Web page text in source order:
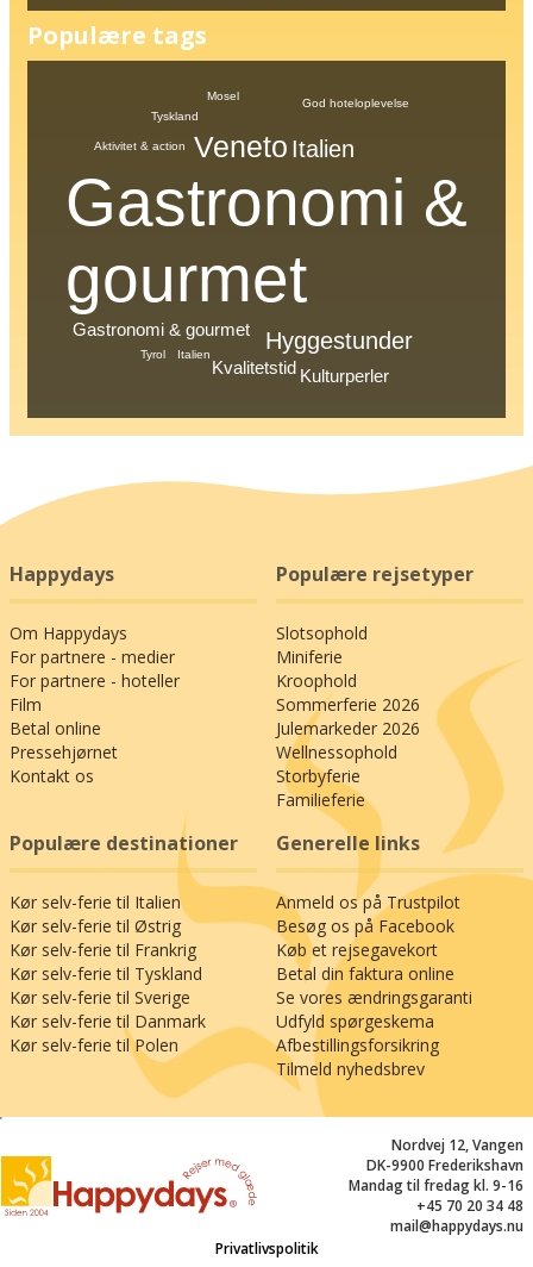
Populære tags
Gastronomi &
gourmet
Veneto Italien
Hyggestunder
Gastronomi & gourmet
Kvalitetstid Kulturperler
Aktivitet & action
God hoteloplevelse
Tyskland
Italien
Tyrol
Mosel
Happydays
Om Happydays
For partnere - medier
For partnere - hoteller
Film
Betal online
Pressehjørnet
Kontakt os
Populære rejsetyper
Slotsophold
Miniferie
Kroophold
Sommerferie 2026
Julemarkeder 2026
Wellnessophold
Storbyferie
Familieferie
Populære destinationer
Kør selv-ferie til Italien
Kør selv-ferie til Østrig
Kør selv-ferie til Frankrig
Kør selv-ferie til Tyskland
Kør selv-ferie til Sverige
Kør selv-ferie til Danmark
Kør selv-ferie til Polen
Generelle links
Anmeld os på Trustpilot
Besøg os på Facebook
Køb et rejsegavekort
Betal din faktura online
Se vores ændringsgaranti
Udfyld spørgeskema
Afbestillingsforsikring
Tilmeld nyhedsbrev
Nordvej 12, Vangen
DK-9900 Frederikshavn
Mandag til fredag kl. 9-16
+45 70 20 34 48
mail@happydays.nu
Privatlivspolitik